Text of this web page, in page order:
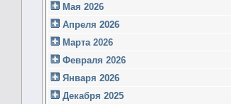
Мая 2026
Апреля 2026
Марта 2026
Февраля 2026
Января 2026
Декабря 2025